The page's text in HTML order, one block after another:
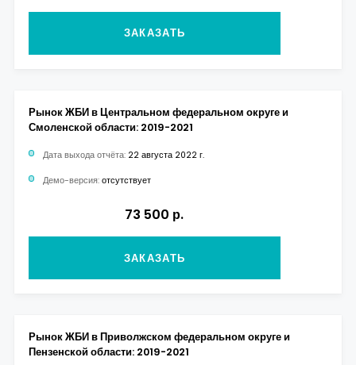
ЗАКАЗАТЬ
Рынок ЖБИ в Центральном федеральном округе и
Смоленской области: 2019-2021
Дата выхода отчёта: 22 августа 2022 г.
Демо-версия: отсутствует
73 500 р.
ЗАКАЗАТЬ
Рынок ЖБИ в Приволжском федеральном округе и
Пензенской области: 2019-2021